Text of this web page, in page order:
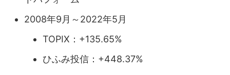
2008年9月～2022年5月
TOPIX：+135.65%
ひふみ投信：+448.37%